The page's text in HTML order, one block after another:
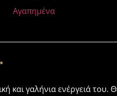
Αγαπημένα
και γαλήνια ενέργειά του.